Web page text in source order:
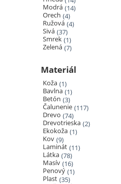
Modrá 14
Orech 4
Ružová 4
Sivá 37
Smrek 1
Zelená 7
Materiál
Koža 1
Bavlna 1
Betón 3
Čalunenie 117
Drevo 74
Drevotrieska 2
Ekokoža 1
Kov 9
Laminát 11
Látka 78
Masív 16
Penový 1
Plast 35